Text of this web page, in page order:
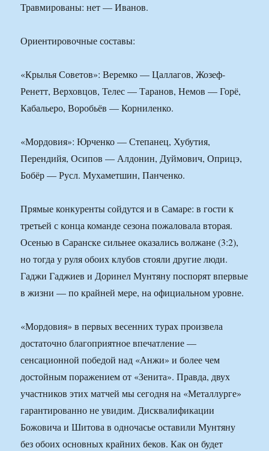
Травмированы: нет — Иванов.
Ориентировочные составы:
«Крылья Советов»: Веремко — Цаллагов, Жозеф-
Ренетт, Верховцов, Телес — Таранов, Немов — Горё,
Кабальеро, Воробьёв — Корниленко.
«Мордовия»: Юрченко — Степанец, Хубутия,
Перендийя, Осипов — Алдонин, Дуймович, Оприцэ,
Бобёр — Русл. Мухаметшин, Панченко.
Прямые конкуренты сойдутся и в Самаре: в гости к
третьей с конца команде сезона пожаловала вторая.
Осенью в Саранске сильнее оказались волжане (3:2),
но тогда у руля обоих клубов стояли другие люди.
Гаджи Гаджиев и Доринел Мунтяну поспорят впервые
в жизни — по крайней мере, на официальном уровне.
«Мордовия» в первых весенних турах произвела
достаточно благоприятное впечатление —
сенсационной победой над «Анжи» и более чем
достойным поражением от «Зенита». Правда, двух
участников этих матчей мы сегодня на «Металлурге»
гарантированно не увидим. Дисквалификации
Божовича и Шитова в одночасье оставили Мунтяну
без обоих основных крайних беков. Как он будет